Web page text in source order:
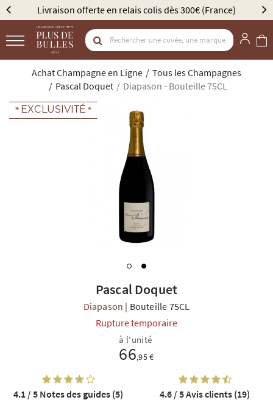
NOS COFFRETS DÉCOUVERTES NOS MEILLEURES VENTES
offerte en relais colis dès 300€ (France) Élu
Achat Champagne en Ligne
Tous les Champagnes
Pascal Doquet
Diapason - Bouteille 75CL
EXCLUSIVITÉ
Pascal Doquet
Diapason | Bouteille 75CL
Rupture temporaire
à l'unité
66,95 €
4.1 / 5 Notes des guides (5) 4.6 / 5Avis clients (19)